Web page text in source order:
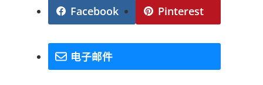
Facebook Pinterest
电子邮件